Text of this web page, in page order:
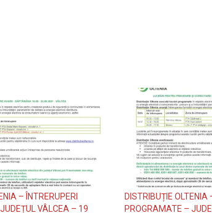
– ÎNTRERUPERI
VÂLCEA – 19
DISTRIBUȚIE OLTENIA
PROGRAMATE –